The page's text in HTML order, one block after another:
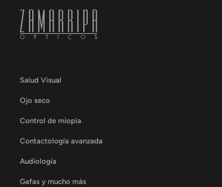
Salud Visual
Ojo seco
Control de miopía
Contactología avanzada
Audiología
Gafas y mucho más